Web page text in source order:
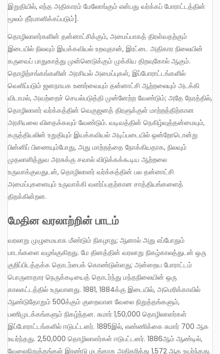
இறுதியில், எந்த அதிகாரம் மேலோங்கும் என்பது வர்க்கப் போராட்டத்தின்
மூலம் தீர்மானிக்கப்படும்].
தொழிலாளர்களின் தன்னாட்சிக்கும், அமைப்பாகத் திரள்வதற்கும்
இடையில் நிலவும் இயக்கவியல் உறவுதான், இரட்டை அதிகார நிலையின்
கருவைப் பாதுகாத்து முன்னெடுக்கும் முக்கிய திறவுகோல் ஆகும்.
தொழிற்சங்கங்களின் அரசியல் அமைப்புகள், இப்போராட்டங்களில்
வெளிப்படும் ஜனநாயக உணர்வையும் தன்னாட்சி ஆற்றலையும் அடக்கி
விடாமல், அவற்றைச் செயல்படுத்தி முன்னேற்ற வேண்டும்; அதே நேரத்தில்,
தொழிலாளர் வர்க்கத்தின் வெகுஜனத் திரளுக்குள் மாற்றத்திற்கான
அரசியலை விதைக்கவும் வேண்டும். வடிவத்தின் நெகிழ்வுத்தன்மையும்,
கருத்தியலின் உறுதியும் இயக்கவியல் அடிப்படையில் ஒன்றோடொன்று
பின்னிப் பிணையும்போது, அது மாற்றத்தை நோக்கியதாக, நிலவும்
முதலாளித்துவ அரசுக்கு சவால் விடுக்கக்கூடிய ஆற்றலை
உருவாக்குவதுடன், தொழிலாளர் வர்க்கத்தின் பல தன்னாட்சி
அமைப்புகளையும் உருவாக்கி வளர்ப்பதற்கான சாத்தியங்களைத்
திறக்கின்றன.
மேதின வரலாற்றின் பாடம்
வரலாறு முழுமையாக மீண்டும் நிகழாது; ஆனால் அது எப்போதும்
பாடங்களை வழங்குகிறது. மே தினத்தின் வரலாறு நிகழ்காலத்துடன் ஒரு
குறிப்பிடத்தக்க தொடர்பைக் கொண்டுள்ளது; அன்றைய போராட்டம்
பொருளாதார நெருக்கடியைத் தொடர்ந்து மந்தநிலையின் ஒரு
காலகட்டத்தில் உருவானது. 1881, 1884க்கு இடையில், அமெரிக்காவில்
ஆண்டுதோறும் 500க்கும் குறைவான வேலை நிறுத்தங்களும்,
பணிமுடக்கங்களும் நிகழ்ந்தன. சுமார் 1,50,000 தொழிலாளர்கள்
இப்போராட்டங்களில் ஈடுபட்டனர். 1885இல், எண்ணிக்கை சுமார் 700 ஆக
உயர்ந்தது. 2,50,000 தொழிலாளர்கள் ஈடுபட்டனர். 1886ஆம் ஆண்டில்,
வேலைநிறுத்தங்கள் இரண்டு மடங்காக அதிகரித்து 1,572 ஆக உயர்ந்தது.